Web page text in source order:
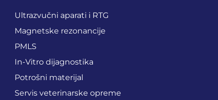
Ultrazvučni aparati i RTG
Magnetske rezonancije
PMLS
In-Vitro dijagnostika
Potrošni materijal
Servis veterinarske opreme